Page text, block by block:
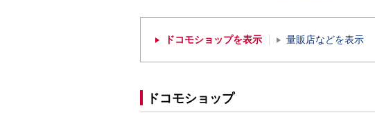
ドコモショップを表示 量販店などを表示
ドコモショップ